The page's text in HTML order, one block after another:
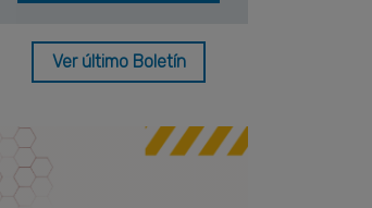
Ver último Boletín